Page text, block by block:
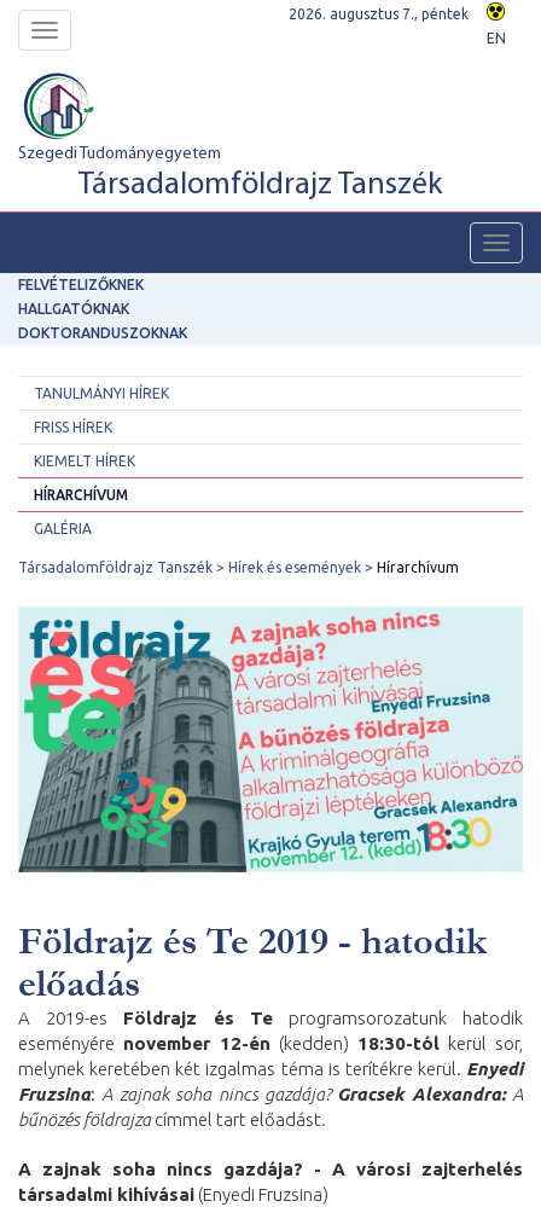
Toggle
navigation
2026. augusztus 7., péntek
EN
Szegedi Tudományegyetem
Társadalomföldrajz Tanszék
FELVÉTELIZŐKNEK
HALLGATÓKNAK
DOKTORANDUSZOKNAK
TANULMÁNYI HÍREK
FRISS HÍREK
KIEMELT HÍREK
HÍRARCHÍVUM
GALÉRIA
Társadalomföldrajz Tanszék Hírek és események Hírarchívum
Földrajz és Te 2019 - hatodik
előadás
A 2019-es Földrajz és Te programsorozatunk hatodik
eseményére november 12-én (kedden) 18:30-tól kerül sor,
melynek keretében két izgalmas téma is terítékre kerül. Enyedi
Fruzsina: A zajnak soha nincs gazdája? Gracsek Alexandra:A
bűnözés földrajzacímmel tart előadást.
A zajnak soha nincs gazdája? - A városi zajterhelés
társadalmi kihívásai (Enyedi Fruzsina)